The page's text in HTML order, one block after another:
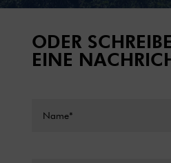
ODER
EINE